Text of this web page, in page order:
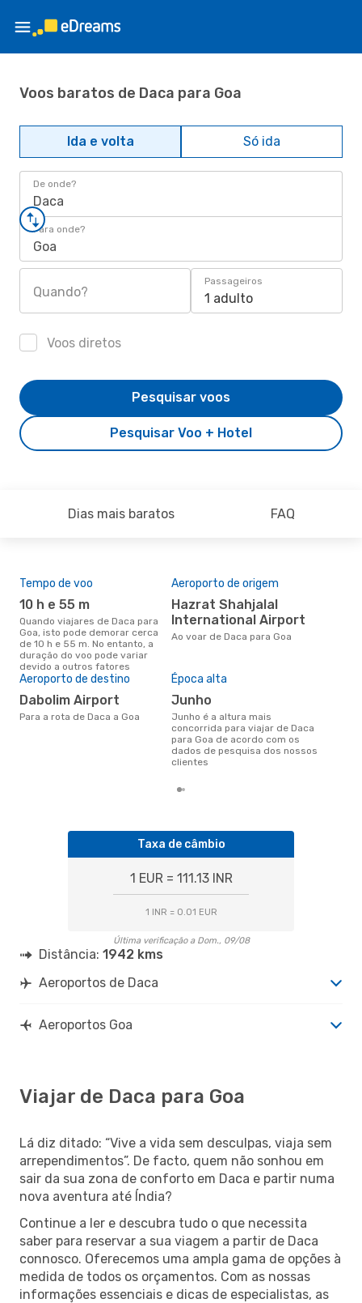
Voos baratos de Daca para Goa
Ida e volta Só ida
De onde?
Daca
Para onde?
Goa
Quando?
Passageiros
1 adulto
Voos diretos
Pesquisar Voo + Hotel
Pesquisar voos
Dias mais baratos FAQ
Tempo de voo
10 h e 55 m
Quando viajares de Daca para
Goa, isto pode demorar cerca
de 10 h e 55 m. No entanto, a
duração do voo pode variar
devido a outros fatores
Aeroporto de origem
Hazrat Shahjalal
International Airport
Ao voar de Daca para Goa
Aeroporto de destino
Dabolim Airport
Para a rota de Daca a Goa
Época alta
junho
junho é a altura mais
concorrida para viajar de Daca
para Goa de acordo com os
dados de pesquisa dos nossos
clientes
Taxa de câmbio
1 EUR = 111.13 INR
1 INR = 0.01 EUR
Última verificação a Dom., 09/08
Distância: 1942 kms
Aeroportos de Daca
Aeroportos Goa
Viajar de Daca para Goa
Lá diz ditado: “Vive a vida sem desculpas, viaja sem
arrependimentos”. De facto, quem não sonhou em
sair da sua zona de conforto em Daca e partir numa
nova aventura até Índia?
Continue a ler e descubra tudo o que necessita
saber para reservar a sua viagem a partir de Daca
connosco. Oferecemos uma ampla gama de opções à
medida de todos os orçamentos. Com as nossas
informações essenciais e dicas de especialistas, as